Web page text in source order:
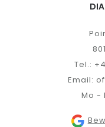
Tel.:
Email:
Mo -